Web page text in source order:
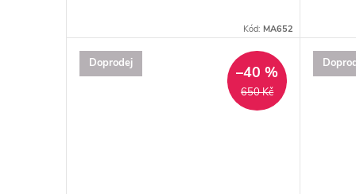
Kód: MA652
Doprodej
650 Kč
–40 %